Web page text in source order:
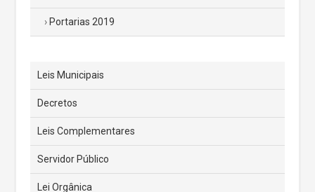
Portarias 2019
Leis Municipais
Decretos
Leis Complementares
Servidor Público
Lei Orgânica